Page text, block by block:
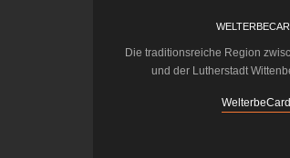
Die traditionsreiche Region
und der Lutherstadt
WelterbeCard